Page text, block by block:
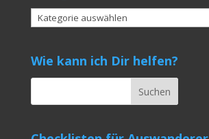
Kategorien
Wie kann ich Dir helfen?